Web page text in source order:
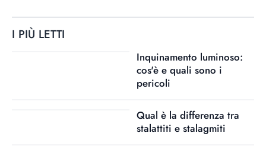
I PIÙ LETTI
Inquinamento luminoso:
cos'è e quali sono i
pericoli
Qual è la differenza tra
stalattiti e stalagmiti